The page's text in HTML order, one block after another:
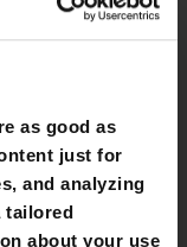
as good as
just for
and analyzing
tailored
about your use